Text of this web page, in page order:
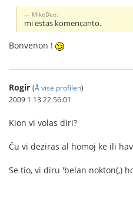
MikeDee:
mi estas komencanto.
Bonvenon !
Rogir (Å vise profilen)
2009 1 13 22:56:01
Kion vi volas diri?
Ĉu vi deziras al homoj ke ili
Se tio, vi diru 'belan nokton(,)